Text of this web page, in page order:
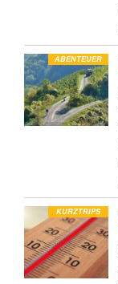
ABENTEUER
KURZTRIPS